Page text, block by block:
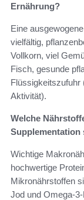
Ernährung?
Eine
vielfältig,
Vollkorn, viel
Fisch, gesunde
Flüssigkeitszufuhr
Aktivität).
Welche
Supplementation
Wichtige
hochwertige
Mikronährstoffen
Jod und